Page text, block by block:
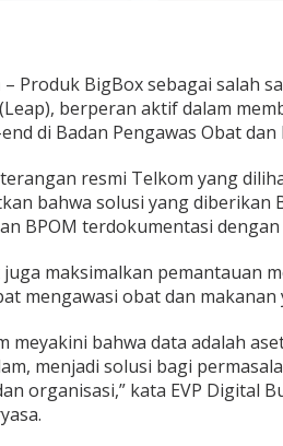
b
a
n
M
a
a
n
a
– Produk BigBox sebagai salah
berperan aktif dalam
di Badan Pengawas Obat dan
resmi Telkom yang
bahwa solusi yang diberikan
BPOM terdokumentasi dengan
maksimalkan pemantauan
mengawasi obat dan
meyakini bahwa data adalah
menjadi solusi bagi
organisasi,” kata EVP Digital